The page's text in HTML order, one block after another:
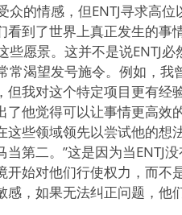
众的情感，但ENTJ寻求高
看到了世界上真正发生的事
些愿景。这并不是说ENTJ
常渴望发号施令。例如，我
但我对这个特定项目更有经
了他觉得可以让事情更高效
些领域领先以尝试他的想
第二。”这是因为当ENTJ
始对他们行使权力，而不
，如果无法纠正问题，他